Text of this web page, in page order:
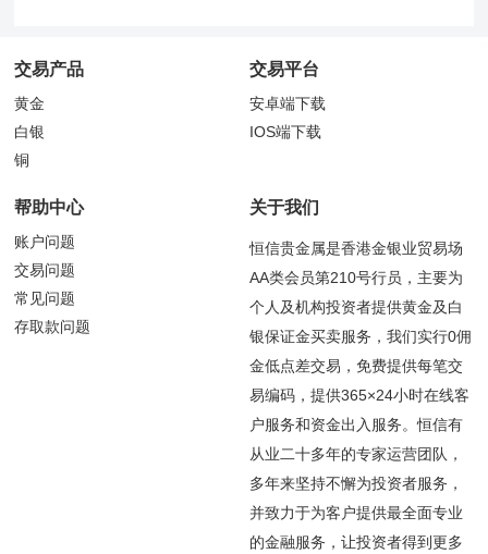
交易产品
黄金
白银
铜
交易平台
安卓端下载
IOS端下载
帮助中心
账户问题
交易问题
常见问题
存取款问题
关于我们
恒信贵金属是香港金银业贸易场
AA类会员第210号行员，主要为
个人及机构投资者提供黄金及白
银保证金买卖服务，我们实行0佣
金低点差交易，免费提供每笔交
易编码，提供365×24小时在线客
户服务和资金出入服务。恒信有
从业二十多年的专家运营团队，
多年来坚持不懈为投资者服务，
并致力于为客户提供最全面专业
的金融服务，让投资者得到更多